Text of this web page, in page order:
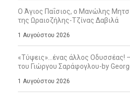
Ο Άγιος Παΐσιος, ο Μανώλης
της Ωραιοζήλης-Τζίνας Δαβιλά
1 Αυγούστου 2026
«Τύψεις»…ένας άλλος Οδυσσέας! –
του Γιώργου Σαράφογλου-by
1 Αυγούστου 2026